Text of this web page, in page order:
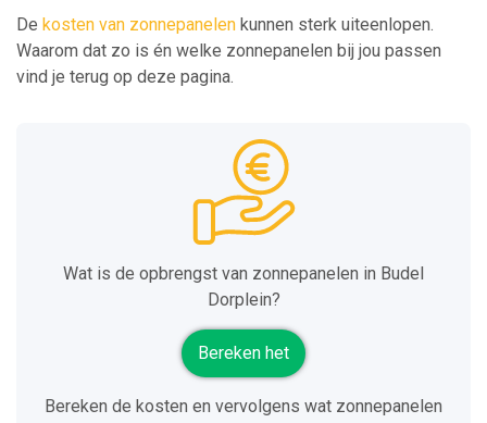
De kosten van zonnepanelen kunnen sterk uiteenlopen.
Waarom dat zo is én welke zonnepanelen bij jou passen
vind je terug op deze pagina.
Wat is de opbrengst van zonnepanelen in Budel
Dorplein?
Bereken het
Bereken de kosten en vervolgens wat zonnepanelen